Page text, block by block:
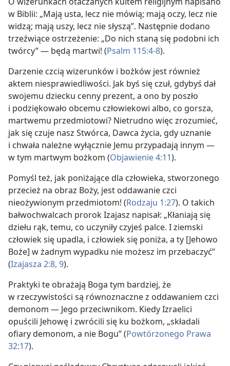
w Biblii: „Mają usta, lecz nie mówią; mają oczy, lecz nie
widzą; mają uszy, lecz nie słyszą”. Następnie dodano
trzeźwiące ostrzeżenie: „Do nich staną się podobni ich
twórcy” — będą martwi! (Psalm 115:4-8).
Darzenie czcią wizerunków i bożków jest również
aktem niesprawiedliwości. Jak byś się czuł, gdybyś dał
swojemu dziecku cenny prezent, a ono by poszło
i podziękowało obcemu człowiekowi albo, co gorsza,
martwemu przedmiotowi? Nietrudno więc zrozumieć,
jak się czuje nasz Stwórca, Dawca życia, gdy uznanie
i chwała należne wyłącznie Jemu przypadają innym —
w tym martwym bożkom (Objawienie 4:11).
Pomyśl też, jak poniżające dla człowieka, stworzonego
przecież na obraz Boży, jest oddawanie czci
nieożywionym przedmiotom! (Rodzaju 1:27). O takich
bałwochwalcach prorok Izajasz napisał: „Kłaniają się
dziełu rąk, temu, co uczyniły czyjeś palce. I ziemski
człowiek się upadla, i człowiek się poniża, a ty [Jehowo
Boże] w żadnym wypadku nie możesz im przebaczyć”
(Izajasza 2:8, 9).
Praktyki te obrażają Boga tym bardziej, że
w rzeczywistości są równoznaczne z oddawaniem czci
demonom — Jego przeciwnikom. Kiedy Izraelici
opuścili Jehowę i zwrócili się ku bożkom, „składali
ofiary demonom, a nie Bogu” (Powtórzonego Prawa
32:17).